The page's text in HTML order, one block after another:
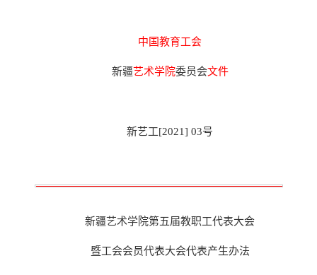
中国教育工会
新疆艺术学院委员会文件
新艺工[2021] 03号
新疆艺术学院第五届教职工代表大会
暨工会会员代表大会代表产生办法